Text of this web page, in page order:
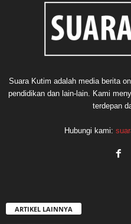
Suara Kutim adalah media berita
pendidikan dan lain-lain. Kami
terdepan
Hubungi kami:
ARTIKEL LAINNYA